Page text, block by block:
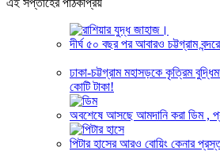
দীর্ঘ ৫০ বছর পর আবারও চট্টগ্রাম
ঢাকা-চট্টগ্রাম মহাসড়কে কৃত্রিম
কোটি টাকা!
অবশেষে আসছে আমদানি করা ডিম ,
পিটার হাসের আরও বোয়িং কেনার